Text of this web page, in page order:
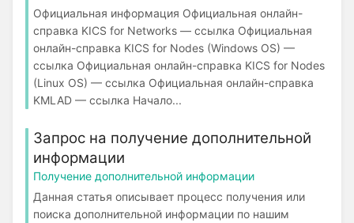
Официальная информация Официальная онлайн-
справка KICS for Networks — ссылка Официальная
онлайн-справка KICS for Nodes (Windows OS) —
ссылка Официальная онлайн-справка KICS for Nodes
(Linux OS) — ссылка Официальная онлайн-справка
KMLAD — ссылка Начало...
Запрос на получение дополнительной
информации
Получение дополнительной информации
Данная статья описывает процесс получения или
поиска дополнительной информации по нашим